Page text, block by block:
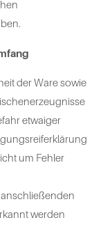
der Ware sowie
etwaiger
um Fehler
werden